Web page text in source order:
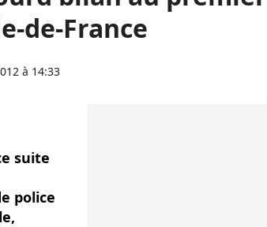
de-France
à 14:33
suite
police